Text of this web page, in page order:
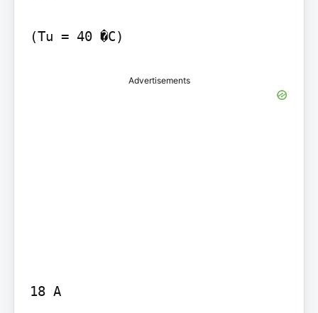
Advertisements
18 A